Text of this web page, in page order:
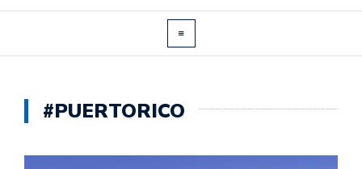
#PUERTORICO